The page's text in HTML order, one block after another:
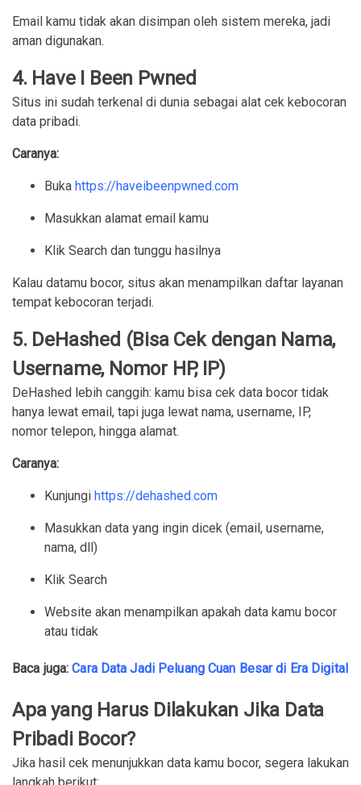
Email kamu tidak akan disimpan oleh sistem mereka, jadi
aman digunakan.
4. Have I Been Pwned
Situs ini sudah terkenal di dunia sebagai alat cek kebocoran
data pribadi.
Caranya:
Buka https://haveibeenpwned.com
Masukkan alamat email kamu
Klik Search dan tunggu hasilnya
Kalau datamu bocor, situs akan menampilkan daftar layanan
tempat kebocoran terjadi.
5. DeHashed (Bisa Cek dengan Nama,
Username, Nomor HP, IP)
DeHashed lebih canggih: kamu bisa cek data bocor tidak
hanya lewat email, tapi juga lewat nama, username, IP,
nomor telepon, hingga alamat.
Caranya:
Kunjungi https://dehashed.com
Masukkan data yang ingin dicek (email, username,
nama, dll)
Klik Search
Website akan menampilkan apakah data kamu bocor
atau tidak
Baca juga:Cara Data Jadi Peluang Cuan Besar di Era Digital
Apa yang Harus Dilakukan Jika Data
Pribadi Bocor?
Jika hasil cek menunjukkan data kamu bocor, segera lakukan